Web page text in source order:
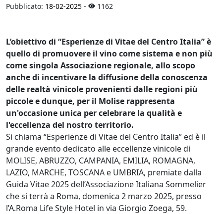
Pubblicato: 18-02-2025 - 1162
L’obiettivo di “Esperienze di Vitae del Centro Italia” è
quello di promuovere il vino come sistema e non più
come singola Associazione regionale, allo scopo
anche di incentivare la diffusione della conoscenza
delle realtà vinicole provenienti dalle regioni più
piccole e dunque, per il Molise rappresenta
un'occasione unica per celebrare la qualità e
l'eccellenza del nostro territorio.
Si chiama “Esperienze di Vitae del Centro Italia” ed è il
grande evento dedicato alle eccellenze vinicole di
MOLISE, ABRUZZO, CAMPANIA, EMILIA, ROMAGNA,
LAZIO, MARCHE, TOSCANA e UMBRIA, premiate dalla
Guida Vitae 2025 dell’Associazione Italiana Sommelier
che si terrà a Roma, domenica 2 marzo 2025, presso
l’A.Roma Life Style Hotel in via Giorgio Zoega, 59.